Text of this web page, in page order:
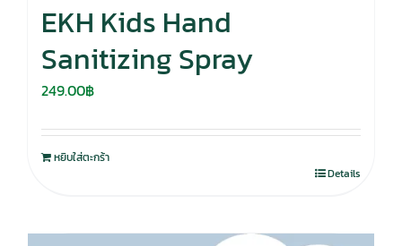
EKH Kids Hand
Sanitizing Spray
249.00฿
หยิบใส่ตะกร้า
Details